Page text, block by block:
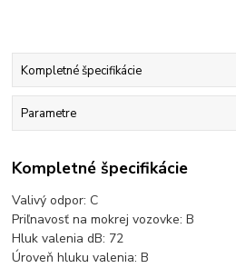
Kompletné špecifikácie
Parametre
Kompletné špecifikácie
Valivý odpor: C
Priľnavosť na mokrej vozovke: B
Hluk valenia dB: 72
Úroveň hluku valenia: B